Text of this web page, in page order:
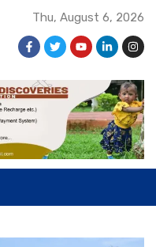
Thu, August 6, 2026